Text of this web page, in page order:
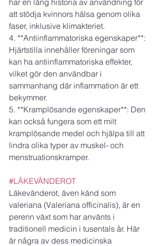
har en lång historia av användning för
att stödja kvinnors hälsa genom olika
faser, inklusive klimakteriet.
4. **Antiinflammatoriska egenskaper**:
Hjärtstilla innehåller föreningar som
kan ha antiinflammatoriska effekter,
vilket gör den användbar i
sammanhang där inflammation är ett
bekymmer.
5. **Kramplösande egenskaper**: Den
kan också fungera som ett milt
kramplösande medel och hjälpa till att
lindra olika typer av muskel- och
menstruationskramper.
#LÄKEVÄNDEROT
Läkevänderot, även känd som
valeriana (Valeriana officinalis), är en
perenn växt som har använts i
traditionell medicin i tusentals år. Här
är några av dess medicinska